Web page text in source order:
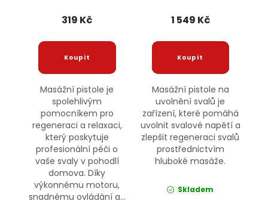
319 Kč
Masážní pistole je
spolehlivým
pomocníkem pro
regeneraci a relaxaci,
který poskytuje
profesionální péči o
vaše svaly v pohodlí
domova. Díky
výkonnému motoru,
snadnému ovládání a...
1 549 Kč
Masážní pistole na
uvolnění svalů je
zařízení, které pomáhá
uvolnit svalové napětí a
zlepšit regeneraci svalů
prostřednictvím
hluboké masáže.
Skladem